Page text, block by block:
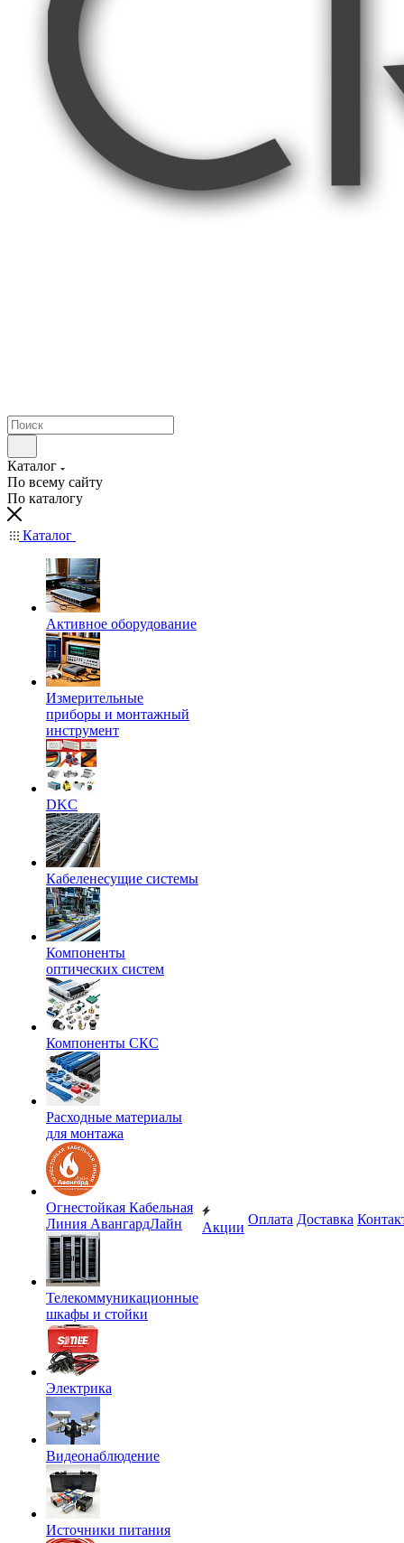
Каталог
По всему сайту
По каталогу
Каталог
Активное оборудование
Измерительные
приборы и монтажный
инструмент
DKC
Кабеленесущие системы
Компоненты
оптических систем
Компоненты СКС
Расходные материалы
для монтажа
Огнестойкая Кабельная
Линия АвангардЛайн
Телекоммуникационные
шкафы и стойки
Электрика
Видеонаблюдение
Источники питания
Акции
Оплата Доставка